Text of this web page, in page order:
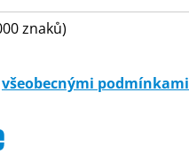
znaků)
všeobecnými podmínkami